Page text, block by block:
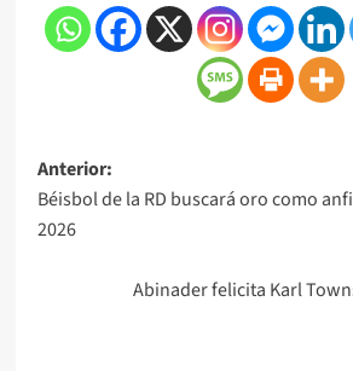
Anterior:
Béisbol de la RD buscará oro como
2026
Abinader felicita Karl